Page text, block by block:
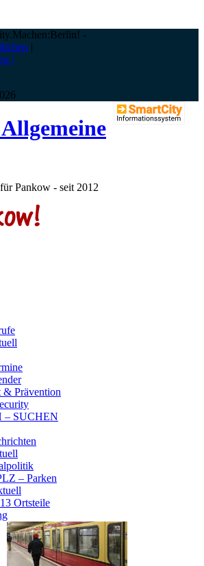
-
|
|
Pankow - seit 2012
& Prävention
– SUCHEN
– Parken
Ortsteile